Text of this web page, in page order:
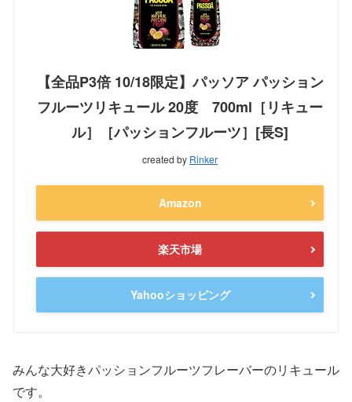
【全品P3倍 10/18限定】パッソア パッション
フルーツリキュール 20度 700ml［リキュー
ル］［パッションフルーツ］[長S]
created by Rinker
Amazon
楽天市場
Yahooショッピング
みんな大好きパッションフルーツフレーバーのリキュール
です。